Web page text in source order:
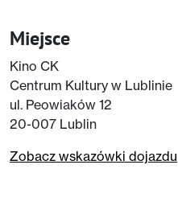
Miejsce
Kino CK
Centrum Kultury w Lublinie
ul. Peowiaków 12
20-007 Lublin
Zobacz wskazówki dojazdu